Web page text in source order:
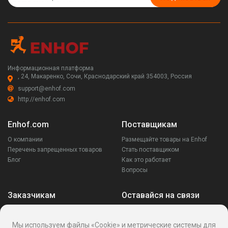
Информационная платформа
, 24, Макаренко, Сочи, Краснодарский край 354003, Россия
support@enhof.com
http://enhof.com
Enhof.com
О компании
Перечень запрещенных товаров
Блог
Поставщикам
Размещайте товары на Enhof
Стать поставщиком
Как это работает
Вопросы
Заказчикам
Ваши запросы
Оставайся на связи
Мы используем файлы «Cookie» и метрические системы для